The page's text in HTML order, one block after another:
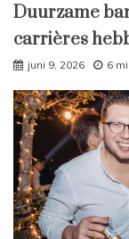
Duurzame
carrières
juni 9, 2026 6